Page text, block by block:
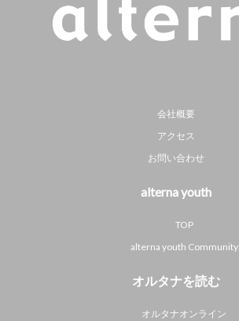
会社概要
アクセス
お問い合わせ
alterna youth
TOP
alterna youth Community
オルタナを読む
オルタナオンライン